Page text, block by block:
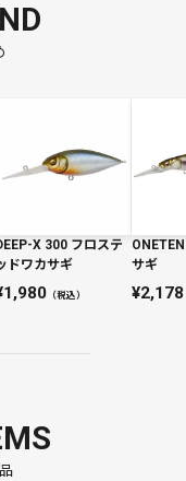
X 300 フロステ
ドワカサギ
1,980（税込）
サギ
2,178